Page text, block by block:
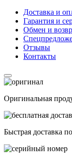
Доставка и
Гарантия и
Обмен и
Отзывы
Контакты
Оригинальная
Быстрая доставка